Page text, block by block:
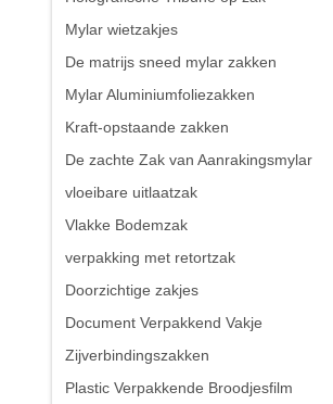
Mylar wietzakjes
De matrijs sneed mylar zakken
Mylar Aluminiumfoliezakken
Kraft-opstaande zakken
De zachte Zak van Aanrakingsmylar
vloeibare uitlaatzak
Vlakke Bodemzak
verpakking met retortzak
Doorzichtige zakjes
Document Verpakkend Vakje
Zijverbindingszakken
Plastic Verpakkende Broodjesfilm